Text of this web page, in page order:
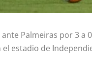
ante Palmeiras por 3 a
el estadio de